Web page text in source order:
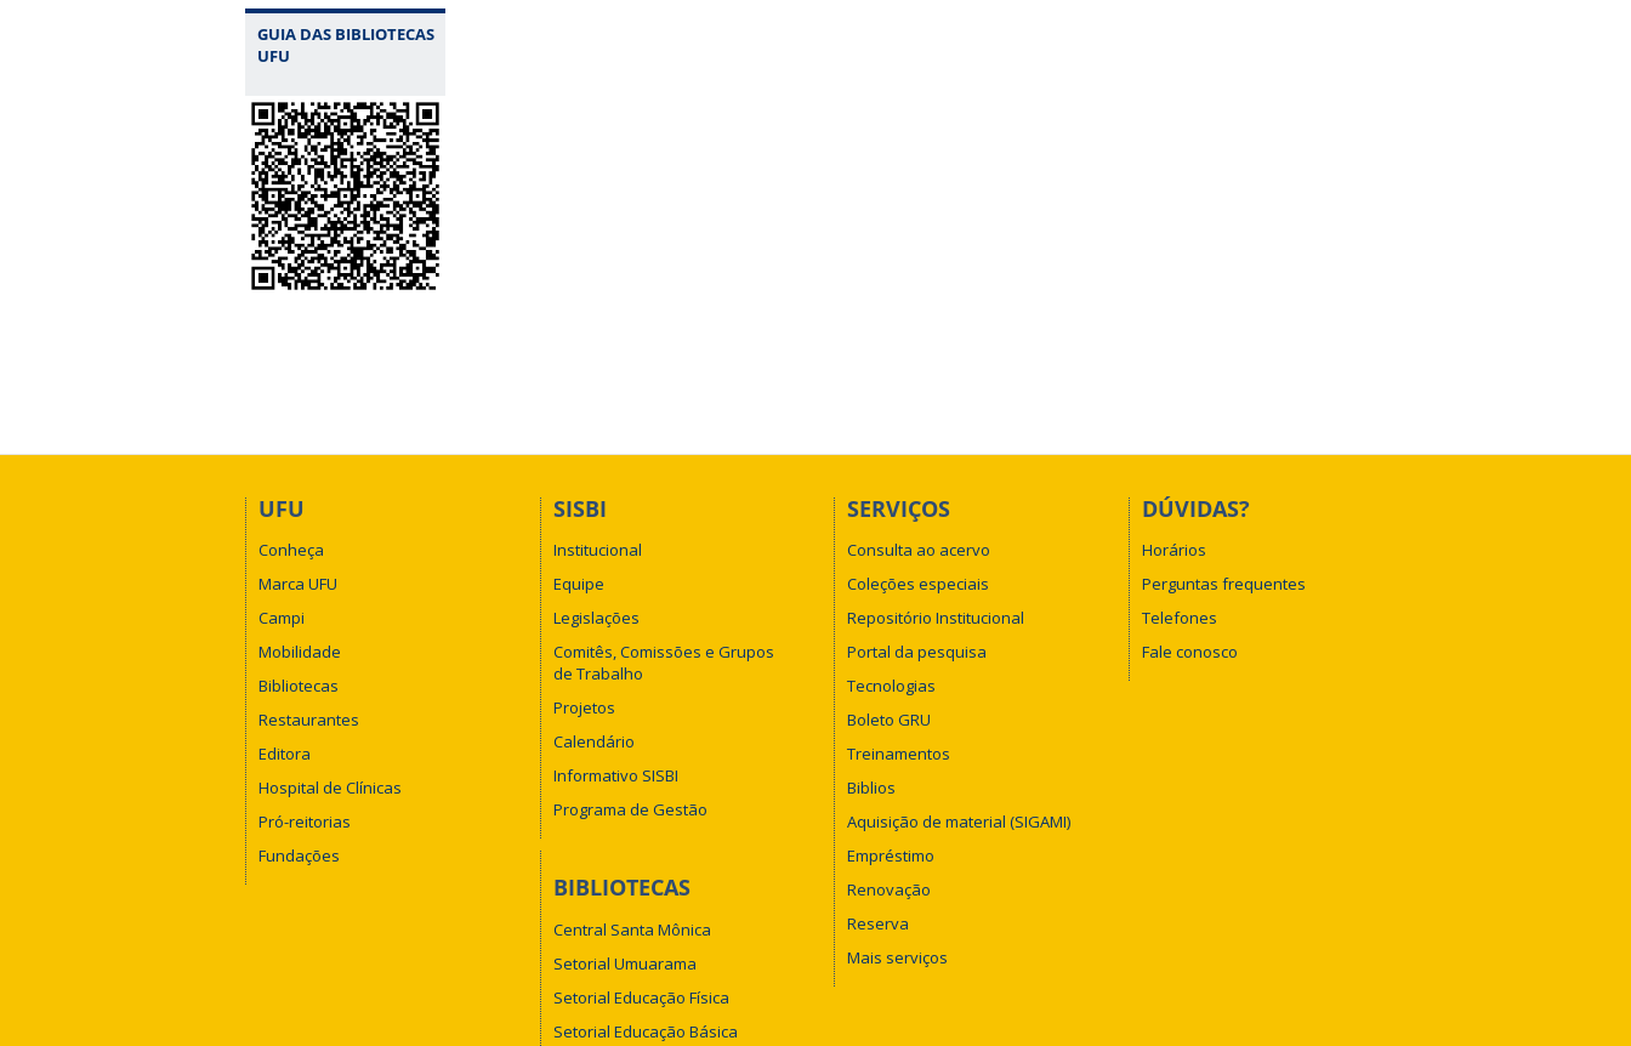
GUIA DAS BIBLIOTECAS
UFU
UFU
Conheça
Marca UFU
Campi
Mobilidade
Bibliotecas
Restaurantes
Editora
Hospital de Clínicas
Pró-reitorias
Fundações
SISBI
Institucional
Equipe
Legislações
Comitês, Comissões e Grupos
de Trabalho
Projetos
Calendário
Informativo SISBI
Programa de Gestão
BIBLIOTECAS
Central Santa Mônica
Setorial Umuarama
Setorial Educação Física
Setorial Educação Básica
SERVIÇOS
Consulta ao acervo
Coleções especiais
Repositório Institucional
Portal da pesquisa
Tecnologias
Boleto GRU
Treinamentos
Biblios
Aquisição de material (SIGAMI)
Empréstimo
Renovação
Reserva
Mais serviços
DÚVIDAS?
Horários
Perguntas frequentes
Telefones
Fale conosco